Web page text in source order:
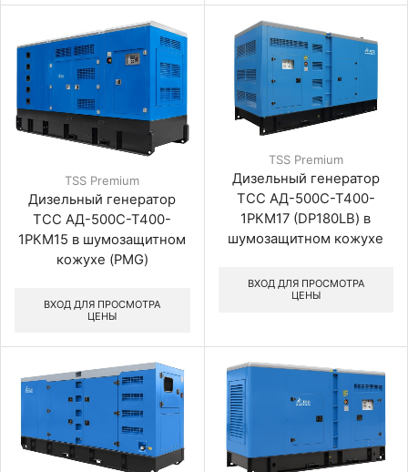
TSS Premium
Дизельный генератор
ТСС АД-500С-Т400-
1РКМ15 в шумозащитном
кожухе (PMG)
ВХОД ДЛЯ ПРОСМОТРА
ЦЕНЫ
TSS Premium
Дизельный генератор
ТСС АД-500С-Т400-
1РКМ17 (DP180LB) в
шумозащитном кожухе
ВХОД ДЛЯ ПРОСМОТРА
ЦЕНЫ